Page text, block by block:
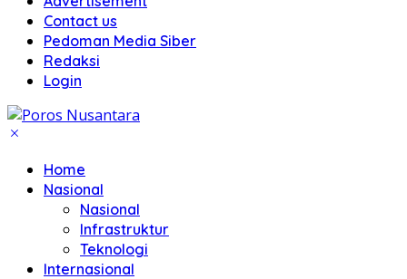
Contact us
Pedoman Media Siber
Redaksi
Login
Home
Nasional
Nasional
Infrastruktur
Teknologi
Internasional